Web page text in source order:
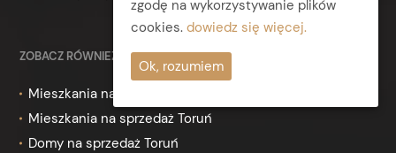
ZOBACZ RÓWNIEŻ
Mieszkania na wynajem Toruń
Mieszkania na sprzedaż Toruń
Domy na sprzedaż Toruń
zgodę na wykorzystywanie plików
cookies. dowiedz się więcej.
Ok, rozumiem